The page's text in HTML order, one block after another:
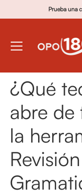
Prueba una
¿Qué
abre de
la